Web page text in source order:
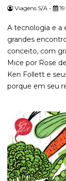
Viagens S/A -
A tecnologia e a
grandes
conceito, com
Mice por Rose
Ken Follett e
porque em seu